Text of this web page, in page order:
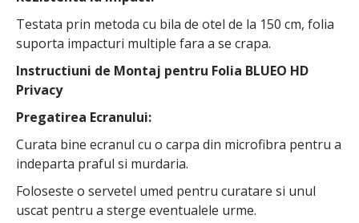
Testata prin metoda cu bila de otel de la 150 cm, folia
suporta impacturi multiple fara a se crapa.
Instructiuni de Montaj pentru Folia BLUEO HD
Privacy
Pregatirea Ecranului:
Curata bine ecranul cu o carpa din microfibra pentru a
indeparta praful si murdaria.
Foloseste o servetel umed pentru curatare si unul
uscat pentru a sterge eventualele urme.